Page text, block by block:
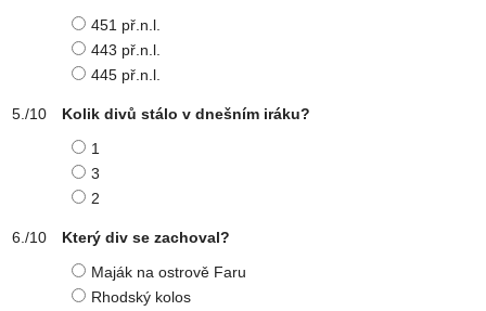
451 př.n.l.
443 př.n.l.
445 př.n.l.
Kolik divů stálo v dnešním iráku?
1
3
2
Který div se zachoval?
Maják na ostrově Faru
Rhodský kolos